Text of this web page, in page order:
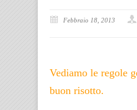
Febbraio 18, 2013
Vediamo le regole
buon risotto.